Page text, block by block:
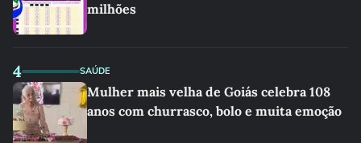
milhões
4 SAÚDE
Mulher mais velha de Goiás celebra 108
anos com churrasco, bolo e muita emoção